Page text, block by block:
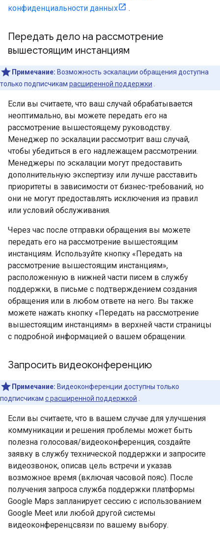
конфиденциальности данных
.
Передать дело на рассмотрение
вышестоящим инстанциям
Примечание: Возможность эскалации обращения доступна
только подписчикам расширенной поддержки
Если вы считаете, что ваш случай обрабатывается
неоптимально, вы можете передать его на
рассмотрение вышестоящему руководству.
Менеджер по эскалации рассмотрит ваш случай,
чтобы убедиться в его надлежащем рассмотрении.
Менеджеры по эскалации могут предоставить
дополнительную экспертизу или лучше расставить
приоритеты в зависимости от бизнес-требований, но
они не могут предоставлять исключения из правил
или условий обслуживания.
Через час после отправки обращения вы можете
передать его на рассмотрение вышестоящим
инстанциям. Используйте кнопку «Передать на
рассмотрение вышестоящим инстанциям»,
расположенную в нижней части писем в службу
поддержки, в письме с подтверждением создания
обращения или в любом ответе на него. Вы также
можете нажать кнопку «Передать на рассмотрение
вышестоящим инстанциям» в верхней части страницы
с подробной информацией о вашем обращении.
Запросить видеоконференцию
Примечание: Видеоконференции доступны только
подписчикам с расширенной поддержкой
Если вы считаете, что в вашем случае для улучшения
коммуникации и решения проблемы может быть
полезна голосовая/видеоконференция, создайте
заявку в службу технической поддержки и запросите
видеозвонок, описав цель встречи и указав
возможное время (включая часовой пояс). После
получения запроса служба поддержки платформы
Google Maps запланирует сессию с использованием
Google Meet или любой другой системы
видеоконференцсвязи по вашему выбору.